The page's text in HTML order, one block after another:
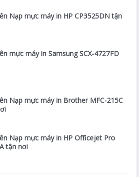
Nạp mực máy in HP CP3525DN tận
mực máy in Samsung SCX-4727FD
Nạp mực máy in Brother MFC-215C
Nạp mực máy in HP Officejet Pro
tận nơi